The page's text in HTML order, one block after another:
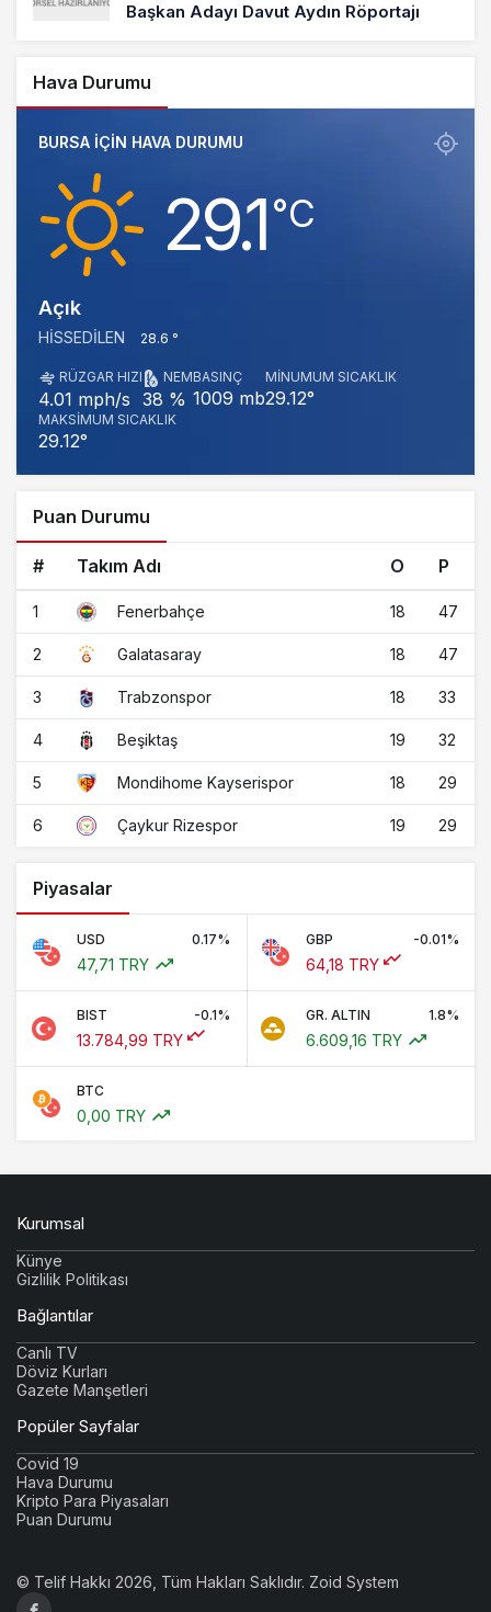
Başkan Adayı Davut Aydın Röportajı
Hava Durumu
BURSA IÇIN HAVA DURUMU
29.1‎°C
Açık
HISSEDILEN 28.6 °
RÜZGAR HIZI
4.01 mph/s
NEM
38 %
BASINÇ
1009 mb
MINUMUM SICAKLIK
29.12°
MAKSIMUM SICAKLIK
29.12°
Puan Durumu
# Takım Adı O P
1 Fenerbahçe 18 47
2 Galatasaray 18 47
3 Trabzonspor 18 33
4 Beşiktaş 19 32
5 Mondihome Kayserispor 18 29
6 Çaykur Rizespor 19 29
Piyasalar
USD 0.17%
47,71 TRY
GBP -0.01%
64,18 TRY
BIST -0.1%
13.784,99 TRY
GR. ALTIN 1.8%
6.609,16 TRY
BTC
0,00 TRY
Kurumsal
Künye
Gizlilik Politikası
Bağlantılar
Canlı TV
Döviz Kurları
Gazete Manşetleri
Popüler Sayfalar
Covid 19
Hava Durumu
Kripto Para Piyasaları
Puan Durumu
© Telif Hakkı 2026, Tüm Hakları Saklıdır. Zoid System